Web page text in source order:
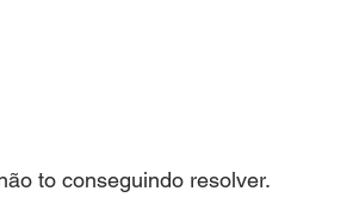
to conseguindo resolver.